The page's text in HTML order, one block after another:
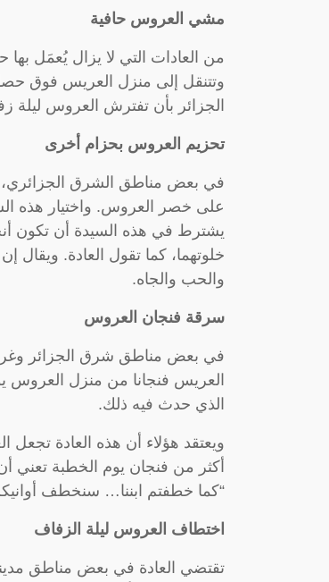
مشي العروس حافية
من العادات التي لا يزال يُعمَل
وتتنقل إلى منزل العريس فوق
الجزائر بأن تفترش العروس ليلة
تحزيم العروس بحزام أخرى
في بعض مناطق الشرق الجزائري،
على خصر العروس. واختيار هذه
يشترط في هذه السيدة أن تكون
خلوتهما، كما تقول العادة.
والحب والجاه.
سرقة فنجان العروس
في بعض مناطق شرق الجزائر
العريس فنجانا من منزل
الذي حدث فيه ذلك.
ويعتقد هؤلاء أن هذه العادة
أكثر من فنجان يوم الخطبة تعني
“كما خطفتم ابننا… سنخطف
اختطاف العروس ليلة الزفاف
تقتضي العادة في بعض مناطق